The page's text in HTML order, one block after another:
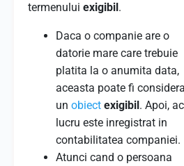
termenului exigibil.
Daca o companie are o
datorie mare care trebuie
platita la o anumita data,
aceasta poate fi
un obiect exigibil. Apoi,
lucru este inregistrat in
contabilitatea companiei.
Atunci cand o persoana